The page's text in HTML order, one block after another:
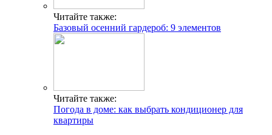
Читайте также:
Базовый осенний гардероб: 9 элементов
Читайте также:
Погода в доме: как выбрать кондиционер для
квартиры